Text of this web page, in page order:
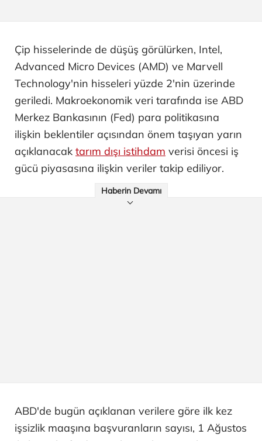
Çip hisselerinde de düşüş görülürken, Intel,
Advanced Micro Devices (AMD) ve Marvell
Technology'nin hisseleri yüzde 2'nin üzerinde
geriledi. Makroekonomik veri tarafında ise ABD
Merkez Bankasının (Fed) para politikasına
ilişkin beklentiler açısından önem taşıyan yarın
açıklanacak tarım dışı istihdam verisi öncesi iş
gücü piyasasına ilişkin veriler takip ediliyor.
Haberin Devamı
ABD'de bugün açıklanan verilere göre ilk kez
işsizlik maaşına başvuranların sayısı, 1 Ağustos